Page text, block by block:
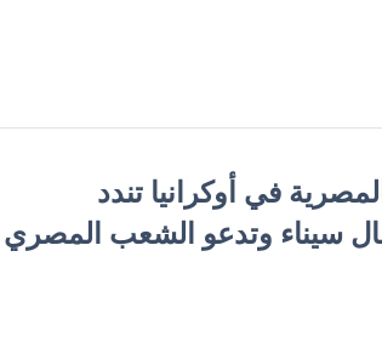
في أوكرانيا تندد
سيناء وتدعو الشعب المصري